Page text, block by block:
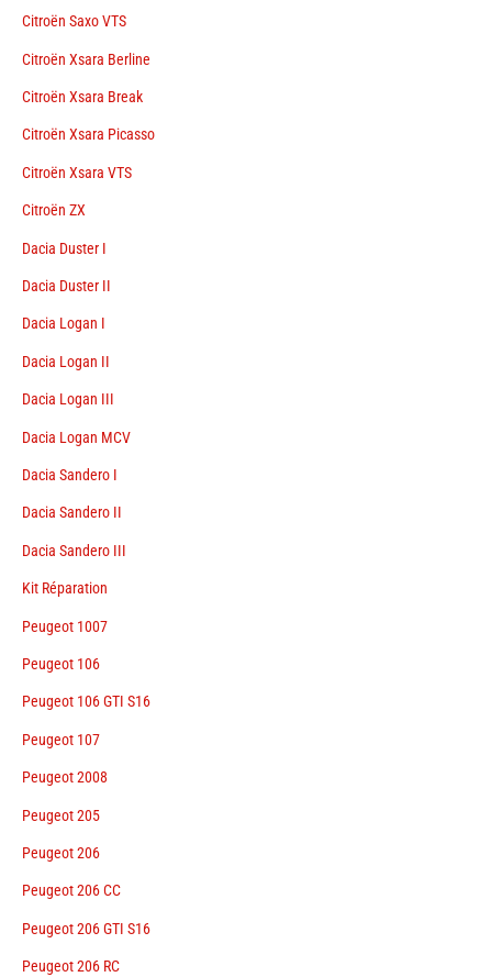
Citroën Saxo VTS
Citroën Xsara Berline
Citroën Xsara Break
Citroën Xsara Picasso
Citroën Xsara VTS
Citroën ZX
Dacia Duster I
Dacia Duster II
Dacia Logan I
Dacia Logan II
Dacia Logan III
Dacia Logan MCV
Dacia Sandero I
Dacia Sandero II
Dacia Sandero III
Kit Réparation
Peugeot 1007
Peugeot 106
Peugeot 106 GTI S16
Peugeot 107
Peugeot 2008
Peugeot 205
Peugeot 206
Peugeot 206 CC
Peugeot 206 GTI S16
Peugeot 206 RC